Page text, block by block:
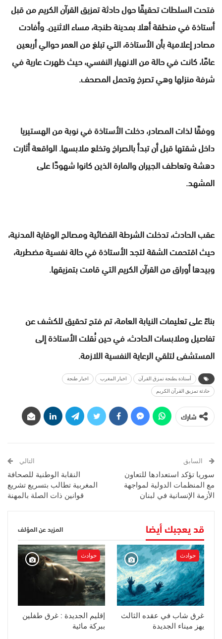
فتحت السلطات تحقيقًا حول حادثة تمزيق القرآن الكريم من قبل
أستاذة في منطقة أهلا بمدينة طنجة، مساء الاثنين. وأفادت
مصادر إعلامية بأن الأستاذة، التي تبلغ من العمر حوالي أربعين
عامًا، كانت في حالة من الانهيار النفسي، حيث ظهرت عارية في
شرفة منزلها وهي تصرخ وتحمل المصحف.
ووفقًا لذات المصادر، دخلت الأستاذة في نوبة من الهستيريا
داخل شقتها قبل أن تبدأ بالصراخ وتخلع ملابسها. الواقعة أثارت
دهشة وتعاطف الجيران والمارة الذين كانوا شهودًا على
المشهد.
عقب الحادث، تدخلت الشرطة القضائية ومصالح الوقاية المدنية،
حيث اقتحمت الشقة لتجد الأستاذة في حالة نفسية مضطربة،
وبيدها أوراق من القرآن الكريم التي قامت بتمزيقها.
بناءً على تعليمات النيابة العامة، تم فتح تحقيق للكشف عن
تفاصيل وملابسات الحادث، في حين نُقلت الأستاذة إلى
المستشفى لتلقي الرعاية النفسية اللازمة.
أستاذة بطنجة تمزق القرآن اخبار المغرب اخبار طنجة
حادثة تمزيق القرآن الكريم
شارك
السابق
سوريا تؤكد استعدادها للتعاون
مع المنظمات الدولية لمواجهة
الأزمة الإنسانية في لبنان
التالي
النقابة الوطنية للصحافة
المغربية تطالب بتسريع تشريع
قوانين ذات الصلة بالمهنة
قد يعجبك أيضا المزيد عن المؤلف
حوادث
غرق شاب في عقده الثالث
يهز ميناء الجديدة
حوادث
إقليم الجديدة : غرق طفلين
ببركة مائية